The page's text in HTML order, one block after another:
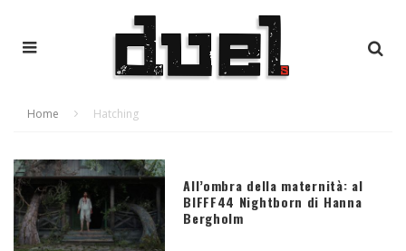
Home Hatching
All’ombra della maternità: al
BIFFF44 Nightborn di Hanna
Bergholm